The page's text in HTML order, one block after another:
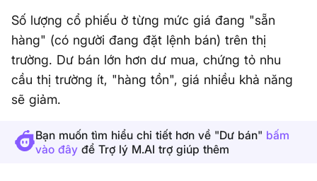
Số lượng cổ phiếu ở từng mức giá đang "sẵn
hàng" (có người đang đặt lệnh bán) trên thị
trường. Dư bán lớn hơn dư mua, chứng tỏ nhu
cầu thị trường ít, "hàng tồn", giá nhiều khả năng
sẽ giảm.
Bạn muốn tìm hiểu chi tiết hơn về "Dư bán" bấm
vào đây để Trợ lý M.AI trợ giúp thêm